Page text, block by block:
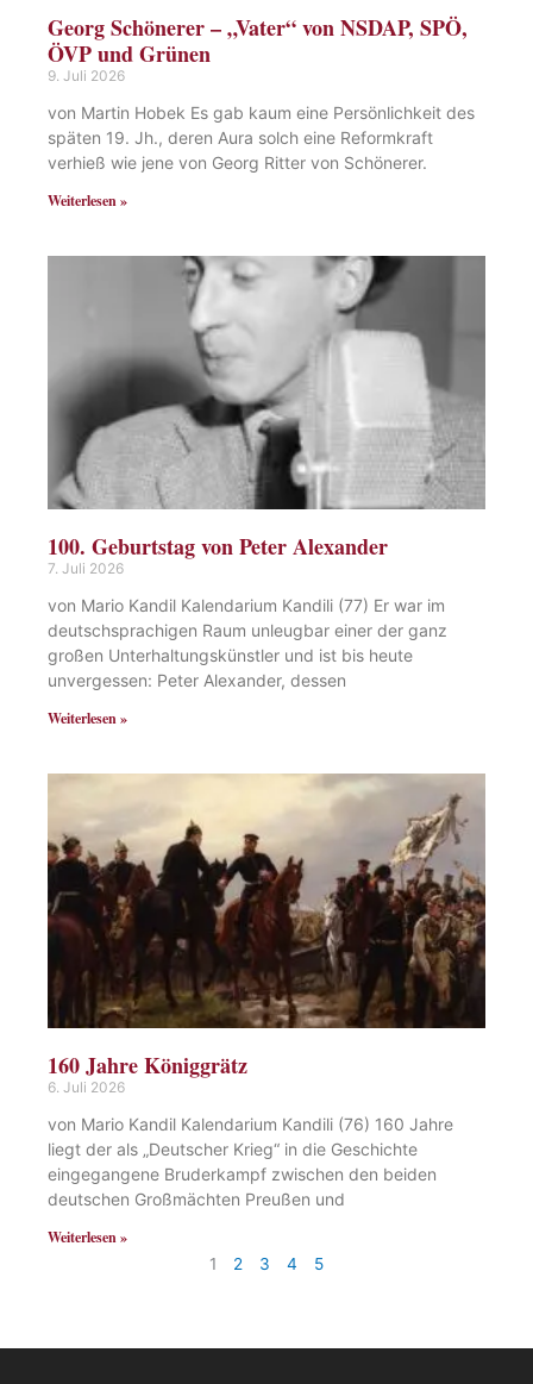
Georg Schönerer – „Vater“ von NSDAP, SPÖ,
ÖVP und Grünen
9. Juli 2026
von Martin Hobek Es gab kaum eine Persönlichkeit des
späten 19. Jh., deren Aura solch eine Reformkraft
verhieß wie jene von Georg Ritter von Schönerer.
Weiterlesen »
100. Geburtstag von Peter Alexander
7. Juli 2026
von Mario Kandil Kalendarium Kandili (77) Er war im
deutschsprachigen Raum unleugbar einer der ganz
großen Unterhaltungskünstler und ist bis heute
unvergessen: Peter Alexander, dessen
Weiterlesen »
160 Jahre Königgrätz
6. Juli 2026
von Mario Kandil Kalendarium Kandili (76) 160 Jahre
liegt der als „Deutscher Krieg“ in die Geschichte
eingegangene Bruderkampf zwischen den beiden
deutschen Großmächten Preußen und
Weiterlesen »
1 2 3 4 5